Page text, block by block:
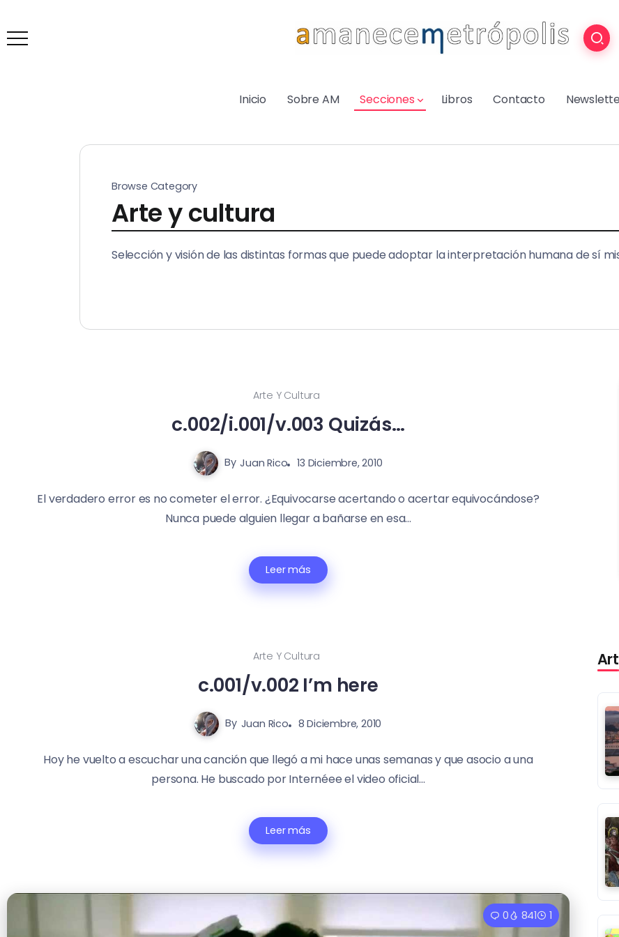
Inicio Sobre AM Secciones Libros Contacto
Browse Category
Arte y cultura
Selección y visión de las distintas formas que puede adoptar la interpretación humana de sí
Arte Y Cultura
c.002/i.001/v.003 Quizás…
By Juan Rico 13 Diciembre, 2010
El verdadero error es no cometer el error. ¿Equivocarse acertando o acertar equivocándose?
Nunca puede alguien llegar a bañarse en esa...
Leer más
Arte Y Cultura
c.001/v.002 I’m here
By Juan Rico 8 Diciembre, 2010
Hoy he vuelto a escuchar una canción que llegó a mi hace unas semanas y que asocio a una
persona. He buscado por Internéee el video oficial...
Leer más
0 841 1